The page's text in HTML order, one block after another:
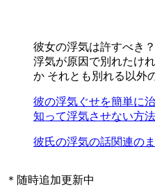
彼女の浮気は許すべき
浮気が原因で別れたけ
か それとも別れる以外
彼の浮気ぐせを簡単に
知って浮気させない方法
彼氏の浮気の話関連の
＊随時追加更新中